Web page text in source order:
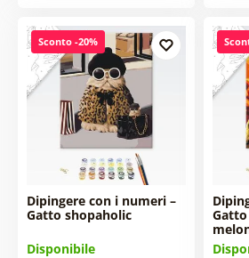
Sconto -20%
Dipingere con i numeri –
Gatto shopaholic
Disponibile